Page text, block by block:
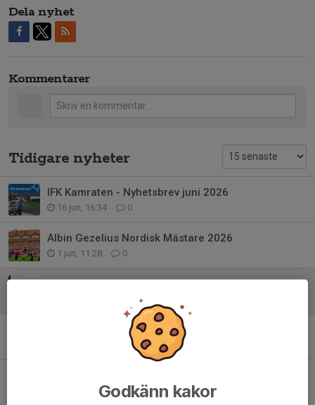
Dela nyhet
Kommentarer
Tidigare nyheter
IFK Kamraten - Nyhetsbrev juni 2026
16 jun, 16:34 0
Albin Gezelius Nordisk Mästare 2026
1 jun, 11:28 0
Terrängserien 2026
0
21 apr, 10:50 0
Godkänn kakor